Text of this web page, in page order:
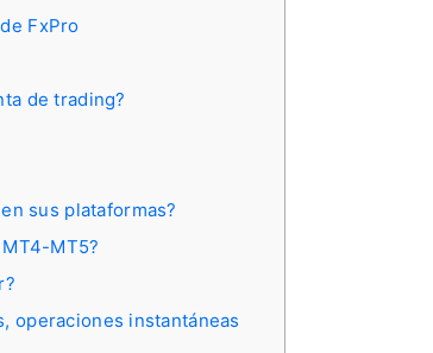
FxPro
de trading?
sus plataformas?
MT5?
operaciones instantáneas